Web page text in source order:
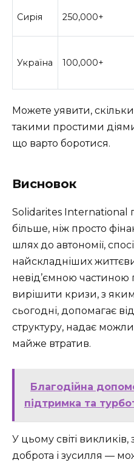
Сирія 250,000+
Україна 100,000+
Можете уявити,
такими простими
що варто боротися.
Висновок
Solidarites
більше, ніж просто
шлях до автономії,
найскладніших
невід’ємною частиною
вирішити кризи, з
сьогодні, допомагає
структуру, надає
майже втратив.
Благодійна
підтримка та
У цьому світі
доброта і зусилля —